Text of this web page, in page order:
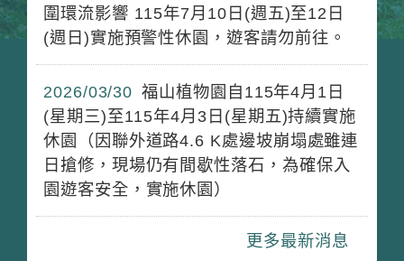
圍環流影響 115年7月10日(週五)至12日
(週日)實施預警性休園，遊客請勿前往。
2026/03/30 福山植物園自115年4月1日
(星期三)至115年4月3日(星期五)持續實施
休園（因聯外道路4.6 K處邊坡崩塌處雖連
日搶修，現場仍有間歇性落石，為確保入
園遊客安全，實施休園）
更多最新消息